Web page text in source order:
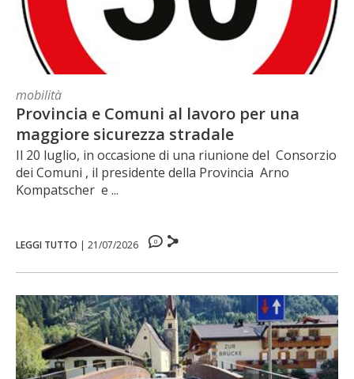
mobilità
Provincia e Comuni al lavoro per una
maggiore sicurezza stradale
Il 20 luglio, in occasione di una riunione del Consorzio
dei Comuni , il presidente della Provincia Arno
Kompatscher e ...
LEGGI TUTTO |21/07/2026 0